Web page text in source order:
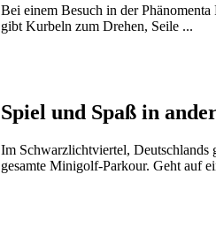
Bei einem Besuch in der
gibt Kurbeln zum Drehen, Seile ...
Spiel und Spaß in
Im Schwarzlichtviertel, Deutschlands
gesamte Minigolf-Parkour. Geht auf